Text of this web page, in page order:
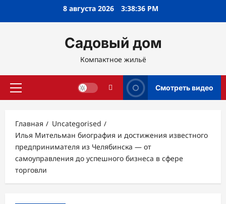
8 августа 2026 3:38:38 PM
Садовый дом
Компактное жильё
Основное
Смотреть видео
Главная
Uncategorised
Илья Мительман биография и достижения известного
предпринимателя из Челябинска — от
самоуправления до успешного бизнеса в сфере
торговли